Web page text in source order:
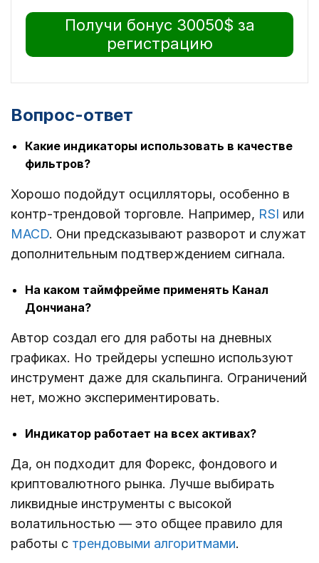
Получи бонус 30050$ за
регистрацию
Вопрос-ответ
Какие индикаторы использовать в качестве
фильтров?
Хорошо подойдут осцилляторы, особенно в
контр-трендовой торговле. Например, RSI или
MACD. Они предсказывают разворот и служат
дополнительным подтверждением сигнала.
На каком таймфрейме применять Канал
Дончиана?
Автор создал его для работы на дневных
графиках. Но трейдеры успешно используют
инструмент даже для скальпинга. Ограничений
нет, можно экспериментировать.
Индикатор работает на всех активах?
Да, он подходит для Форекс, фондового и
криптовалютного рынка. Лучше выбирать
ликвидные инструменты с высокой
волатильностью ― это общее правило для
работы с трендовыми алгоритмами.